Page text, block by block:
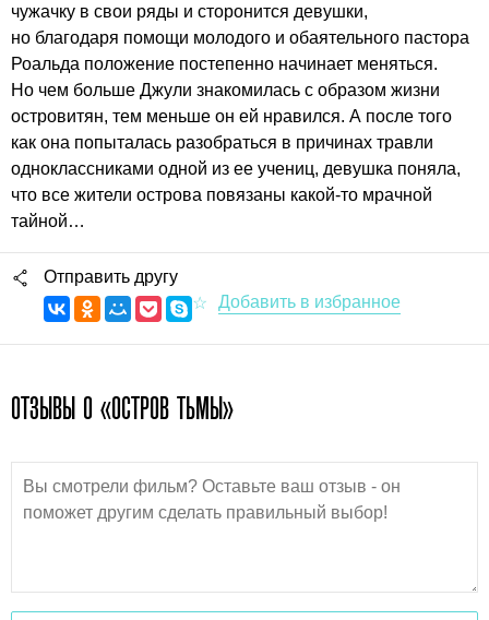
чужачку в свои ряды и сторонится девушки,
но благодаря помощи молодого и обаятельного пастора
Роальда положение постепенно начинает меняться.
Но чем больше Джули знакомилась с образом жизни
островитян, тем меньше он ей нравился. А после того
как она попыталась разобраться в причинах травли
одноклассниками одной из ее учениц, девушка поняла,
что все жители острова повязаны какой-то мрачной
тайной…
Отправить другу
ОТЗЫВЫ О «ОСТРОВ ТЬМЫ»